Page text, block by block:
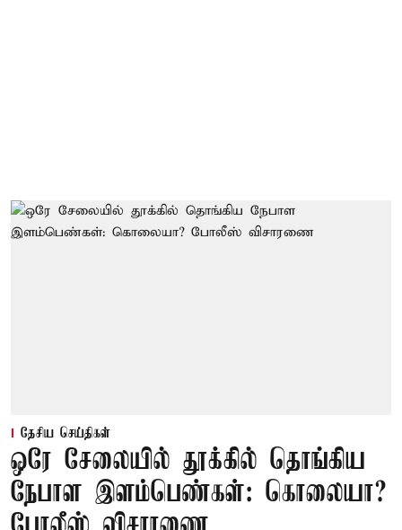
தேசிய செய்திகள்
ஒரே சேலையில் தூக்கில் தொங்கிய
நேபாள இளம்பெண்கள்: கொலையா?